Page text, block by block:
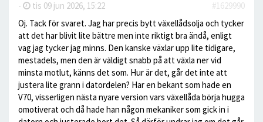
- tis 09 jun 2026, 15:22
#1629990
Oj. Tack för svaret. Jag har precis bytt växellådsolja och tycker
att det har blivit lite bättre men inte riktigt bra ändå, enligt
vag jag tycker jag minns. Den kanske växlar upp lite tidigare,
mestadels, men den är väldigt snabb på att växla ner vid
minsta motlut, känns det som. Hur är det, går det inte att
justera lite grann i datordelen? Har en bekant som hade en
V70, visserligen nästa nyare version vars växellåda börja hugga
omotiverat och då hade han någon mekaniker som gick in i